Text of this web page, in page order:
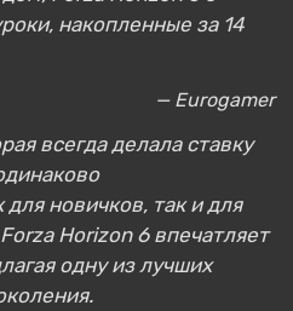
накопленные за 14
— Eurogamer
всегда делала ставку
новичков, так и для
Horizon 6 впечатляет
одну из лучших